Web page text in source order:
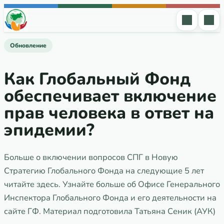
Перейти к содержимому
Обновление
Как Глобальный Фонд
обеспечивает включение
прав человека в ответ на
эпидемии?
Больше о включении вопросов СПГ в Новую
Стратегию Глобального Фонда на следующие 5 лет
читайте здесь. Узнайте больше об Офисе Генерального
Инспектора Глобального Фонда и его деятельности на
сайте ГФ. Материал подготовила Татьяна Сеник (АУК)